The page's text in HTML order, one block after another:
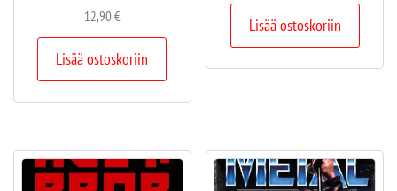
12,90€
Lisää ostoskoriin
Lisää ostoskoriin